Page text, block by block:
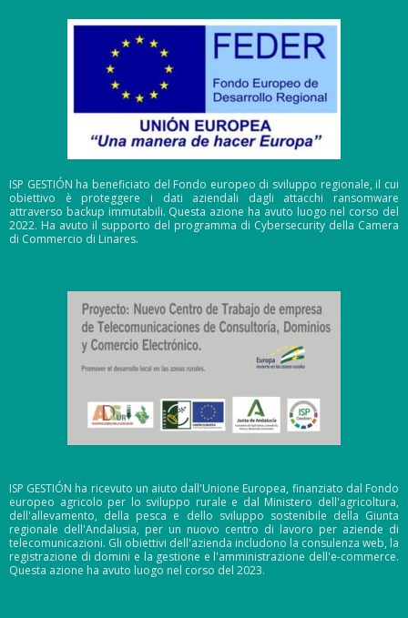
ISP GESTIÓN ha beneficiato del Fondo europeo di sviluppo regionale, il cui
obiettivo è proteggere i dati aziendali dagli attacchi ransomware
attraverso backup immutabili. Questa azione ha avuto luogo nel corso del
2022. Ha avuto il supporto del programma di Cybersecurity della Camera
di Commercio di Linares.
ISP GESTIÓN ha ricevuto un aiuto dall'Unione Europea, finanziato dal Fondo
europeo agricolo per lo sviluppo rurale e dal Ministero dell'agricoltura,
dell'allevamento, della pesca e dello sviluppo sostenibile della Giunta
regionale dell'Andalusia, per un nuovo centro di lavoro per aziende di
telecomunicazioni. Gli obiettivi dell'azienda includono la consulenza web, la
registrazione di domini e la gestione e l'amministrazione dell'e-commerce.
Questa azione ha avuto luogo nel corso del 2023.